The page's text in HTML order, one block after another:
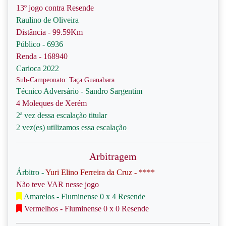
13º jogo contra Resende
Raulino de Oliveira
Distância - 99.59Km
Público - 6936
Renda - 168940
Carioca 2022
Sub-Campeonato: Taça Guanabara
Técnico Adversário - Sandro Sargentim
4 Moleques de Xerém
2ª vez dessa escalação titular
2 vez(es) utilizamos essa escalação
Arbitragem
Árbitro -Yuri Elino Ferreira da Cruz - ****
Não teve VAR nesse jogo
Amarelos - Fluminense 0 x 4 Resende
Vermelhos - Fluminense 0 x 0 Resende